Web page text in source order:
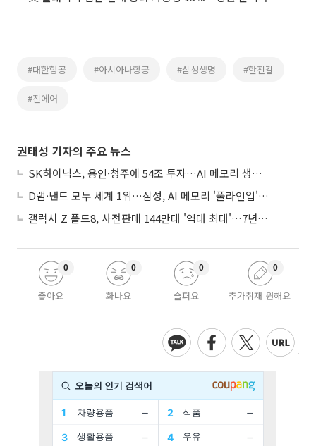
#대한항공 #아시아나항공 #삼성생명 #한진칼
#진에어
권태성 기자의 주요 뉴스
SK하이닉스, 용인·청주에 54조 투자…AI 메모리 생산기지 키운다
D램·낸드 모두 세계 1위…삼성, AI 메모리 '풀라인업'으로 승부
갤럭시 Z 폴드8, 사전판매 144만대 '역대 최대'…7년만에 갤노트10 기록 넘어
좋아요
0
화나요
0
슬퍼요
0
추가취재 원해요
0